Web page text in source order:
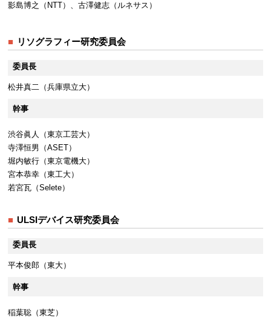
影島博之（NTT）、古澤健志（ルネサス）
リソグラフィー研究委員会
委員長
松井真二（兵庫県立大）
幹事
渋谷眞人（東京工芸大）
寺澤恒男（ASET）
堀内敏行（東京電機大）
宮本恭幸（東工大）
若宮瓦（Selete）
ULSIデバイス研究委員会
委員長
平本俊郎（東大）
幹事
稲葉聡（東芝）